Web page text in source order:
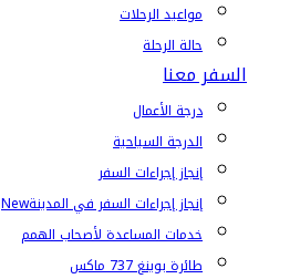
مواعيد الرحلات
حالة الرحلة
السفر معنا
درجة الأعمال
الدرجة السياحية
إنجاز إجراءات السفر
إنجاز إجراءات السفر في المدينةNew
خدمات المساعدة لأصحاب الهمم
طائرة بوينغ 737 ماكس